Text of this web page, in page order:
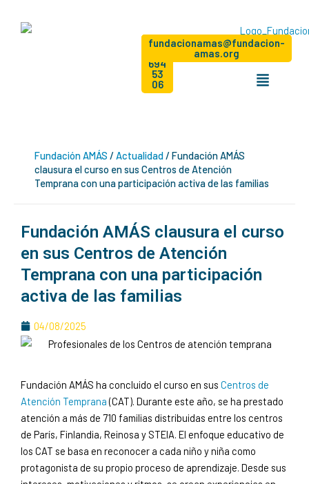
Dona
+34
694
53
06
Hazte
fundacionamas@fundacion-
amas.org
Menú
Fundación AMÁS /Actualidad/Fundación AMÁS
clausura el curso en sus Centros de Atención
Temprana con una participación activa de las familias
Fundación AMÁS clausura el curso
en sus Centros de Atención
Temprana con una participación
activa de las familias
04/08/2025
Fundación AMÁS ha concluido el curso en sus Centros de
Atención Temprana(CAT). Durante este año, se ha prestado
atención a más de 710 familias distribuidas entre los centros
de París, Finlandia, Reinosa y STEIA. El enfoque educativo de
los CAT se basa en reconocer a cada niño y niña como
protagonista de su propio proceso de aprendizaje. Desde sus